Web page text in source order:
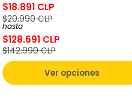
$18.891 CLP
$20.990 CLP
hasta
$128.691 CLP
$142.990 CLP
Ver opciones